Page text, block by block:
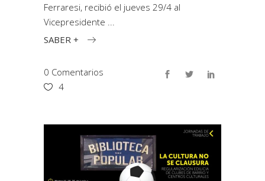
Ferraresi, recibió el jueves 29/4 al
Vicepresidente
SABER +
0 Comentarios
4